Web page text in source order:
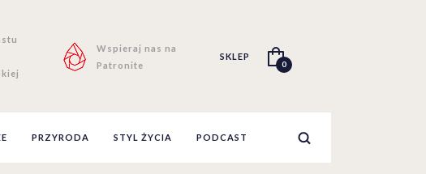
Wspieraj nas na
Patronite
SKLEP
0
PRZYRODA STYL ŻYCIA PODCAST